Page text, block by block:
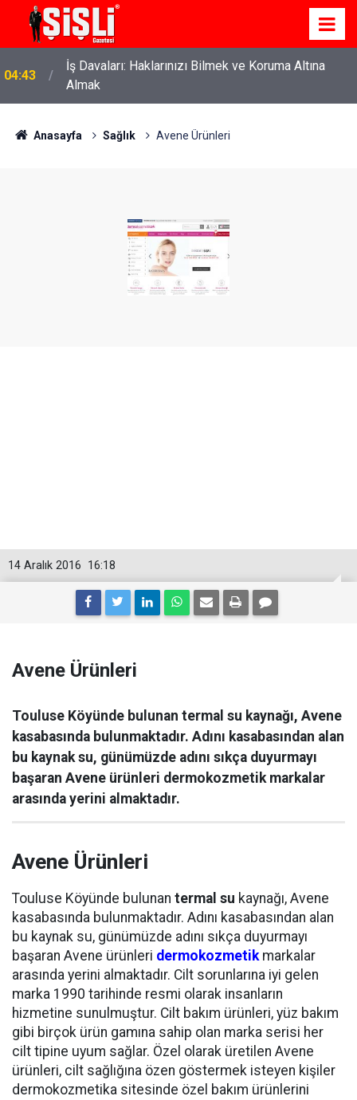
04:43
İş Davaları: Haklarınızı Bilmek ve Koruma Altına
Almak
Anasayfa Sağlık Avene Ürünleri
16:18
14 Aralık 2016
Avene Ürünleri
Touluse Köyünde bulunan termal su kaynağı, Avene
kasabasında bulunmaktadır. Adını kasabasından alan
bu kaynak su, günümüzde adını sıkça duyurmayı
başaran Avene ürünleri dermokozmetik markalar
arasında yerini almaktadır.
Avene Ürünleri
Touluse Köyünde bulunan termal su kaynağı, Avene
kasabasında bulunmaktadır. Adını kasabasından alan
bu kaynak su, günümüzde adını sıkça duyurmayı
başaran Avene ürünleri dermokozmetikmarkalar
arasında yerini almaktadır. Cilt sorunlarına iyi gelen
marka 1990 tarihinde resmi olarak insanların
hizmetine sunulmuştur. Cilt bakım ürünleri, yüz bakım
gibi birçok ürün gamına sahip olan marka serisi her
cilt tipine uyum sağlar. Özel olarak üretilen Avene
ürünleri, cilt sağlığına özen göstermek isteyen kişiler
dermokozmetika sitesinde özel bakım ürünlerini